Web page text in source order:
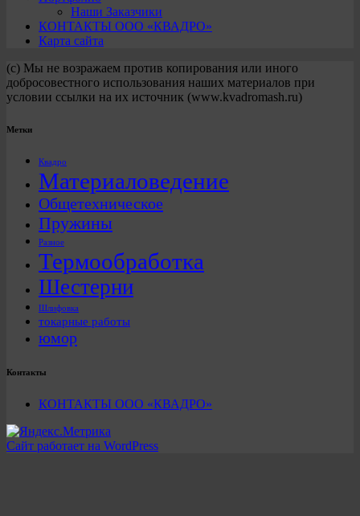
Наши Заказчики
КОНТАКТЫ ООО «КВАДРО»
Карта сайта
(с) Мы не возражаем против копирования или иного
добросовестного использования наших материалов при
условии ссылки на их источник (www.kvadromash.ru)
Метки
Квадро
Материаловедение
Общетехническое
Пружины
Разное
Термообработка
Шестерни
Шлифовка
токарные работы
юмор
Контакты
КОНТАКТЫ ООО «КВАДРО»
Сайт работает на WordPress